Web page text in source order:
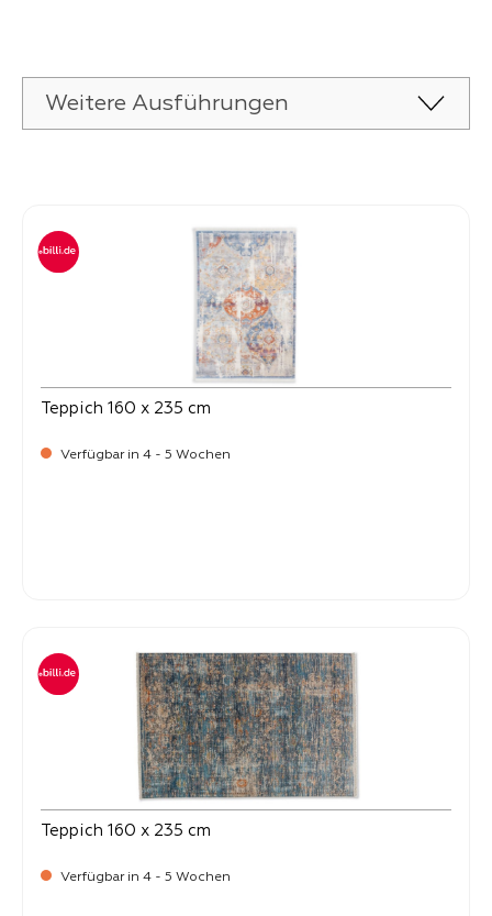
Weitere Ausführungen
Teppich 160 x 235 cm
Verfügbar in 4 - 5 Wochen
Teppich 160 x 235 cm
Verfügbar in 4 - 5 Wochen